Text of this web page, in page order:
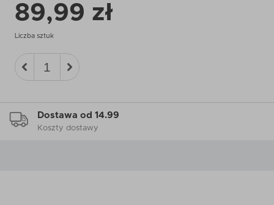
89,99 zł
Liczba sztuk
Dostawa od 14.99
Koszty dostawy